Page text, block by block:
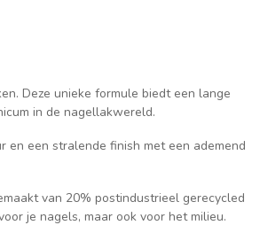
Deze unieke formule biedt een lange
in de nagellakwereld.
en een stralende finish met een ademend
van 20% postindustrieel gerecycled
je nagels, maar ook voor het milieu.